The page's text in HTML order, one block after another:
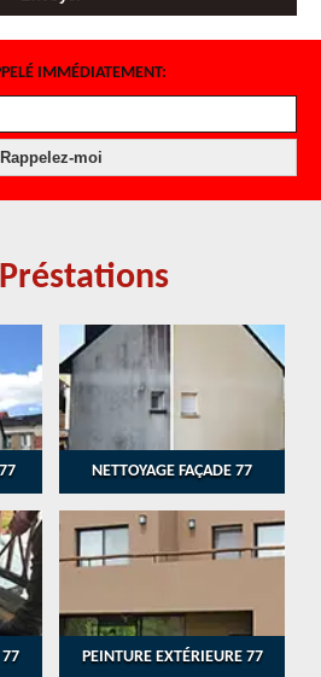
IMMÉDIATEMENT:
NETTOYAGE FAÇADE 77
77 PEINTURE EXTÉRIEURE 77